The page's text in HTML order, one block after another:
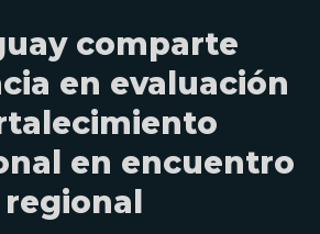
comparte
en evaluación
en encuentro
regional